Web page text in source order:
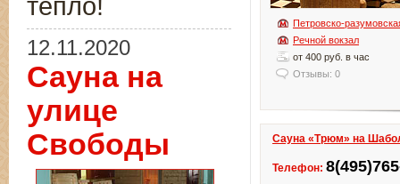
Петровско-
Речной вокзал
от 400 руб. в час
Отзывы: 0
Сауна «Трюм» на
Телефон:
тепло!
12.11.2020
Сауна на
улице
Свободы